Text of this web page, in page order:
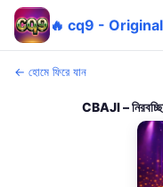
← হোমে ফিরে যান
CBAJI –